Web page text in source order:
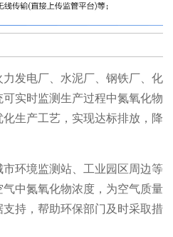
力发电厂、水泥厂、钢铁厂、化
实时监测生产过程中氮氧化物
生产工艺，实现达标排放，降
市环境监测站、工业园区周边等
中氮氧化物浓度，为空气质量
持，帮助环保部门及时采取措